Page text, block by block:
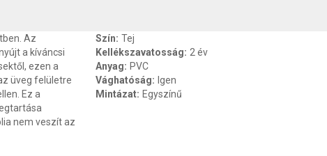
Az
a kíváncsi
ezen a
üveg felületre
Ez a
nem veszít az
Szín: Tej
Kellékszavatosság: 2 év
Anyag: PVC
Vághatóság: Igen
Mintázat: Egyszínű